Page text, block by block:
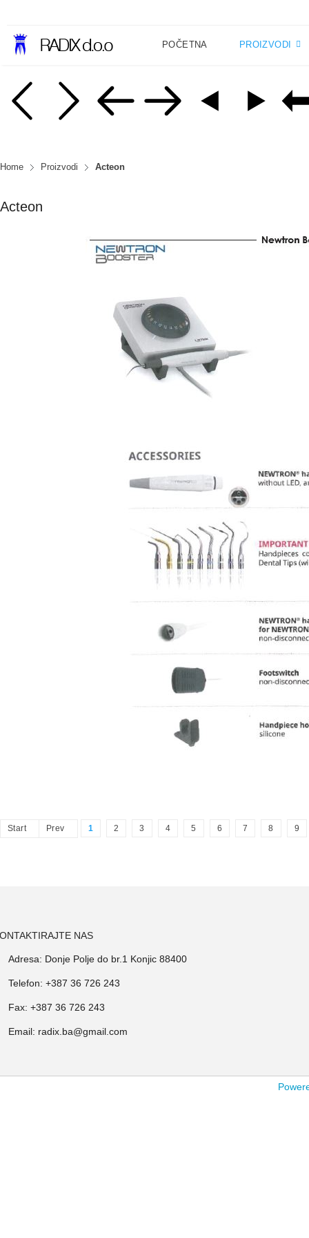
POČETNA PROIZVODI
Home Proizvodi Acteon
Acteon
Start Prev 1 2 3 4 5 6 7 8 9
NAS
Adresa: Donje Polje do br.1 Konjic 88400
Telefon: +387 36 726 243
Fax: +387 36 726 243
Email: radix.ba@gmail.com